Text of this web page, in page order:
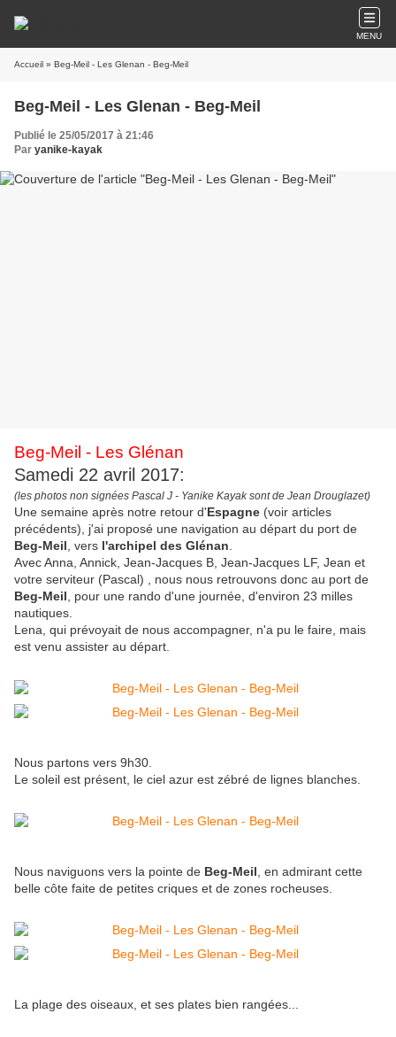
MENU
Accueil » Beg-Meil - Les Glenan - Beg-Meil
Beg-Meil - Les Glenan - Beg-Meil
Publié le 25/05/2017 à 21:46
Par yanike-kayak
Beg-Meil - Les Glénan
Samedi 22 avril 2017:
(les photos non signées Pascal J - Yanike Kayak sont de Jean Drouglazet)
Une semaine après notre retour d'Espagne (voir articles
précédents), j'ai proposé une navigation au départ du port de
Beg-Meil , vers l'archipel des Glénan
Avec Anna, Annick, Jean-Jacques B, Jean-Jacques LF, Jean et
votre serviteur (Pascal) , nous nous retrouvons donc au port de
Beg-Meil , pour une rando d'une journée, d'environ 23 milles
nautiques.
Lena, qui prévoyait de nous accompagner, n'a pu le faire, mais
est venu assister au départ.
Nous partons vers 9h30.
Le soleil est présent, le ciel azur est zébré de lignes blanches.
Nous naviguons vers la pointe de Beg-Meil , en admirant cette
belle côte faite de petites criques et de zones rocheuses.
La plage des oiseaux, et ses plates bien rangées...